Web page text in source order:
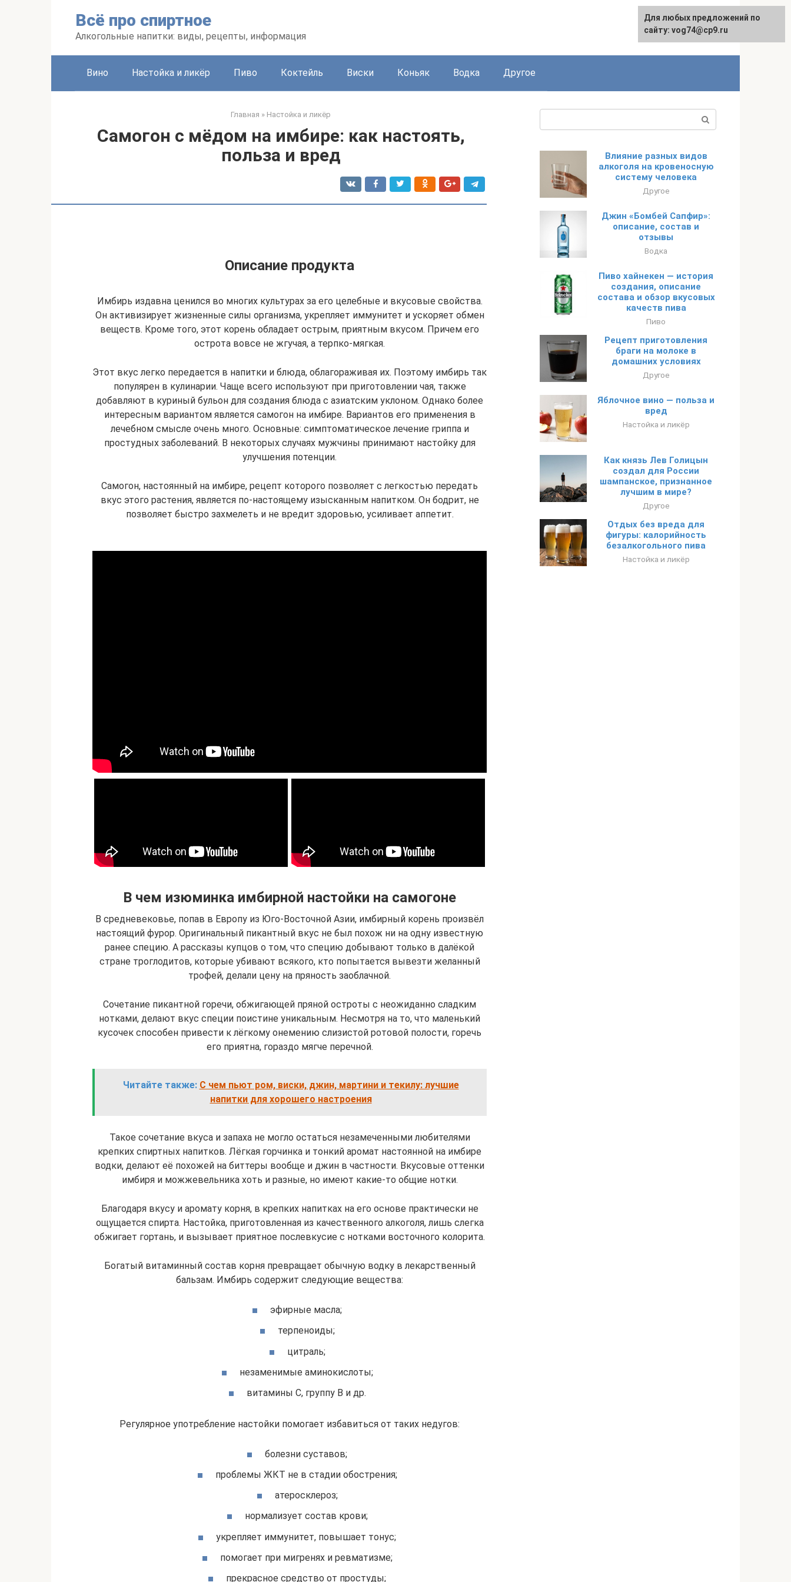
Всё про спиртное
Алкогольные напитки: виды, рецепты, информация
Вино Настойка и ликёр Пиво Коктейль Виски Коньяк Водка Другое
Главная » Настойка и ликёр
Самогон с мёдом на имбире: как настоять,
польза и вред
Описание продукта
Имбирь издавна ценился во многих культурах за его целебные и вкусовые свойства.
Он активизирует жизненные силы организма, укрепляет иммунитет и ускоряет обмен
веществ. Кроме того, этот корень обладает острым, приятным вкусом. Причем его
острота вовсе не жгучая, а терпко-мягкая.
Этот вкус легко передается в напитки и блюда, облагораживая их. Поэтому имбирь так
популярен в кулинарии. Чаще всего используют при приготовлении чая, также
добавляют в куриный бульон для создания блюда с азиатским уклоном. Однако более
интересным вариантом является самогон на имбире. Вариантов его применения в
лечебном смысле очень много. Основные: симптоматическое лечение гриппа и
простудных заболеваний. В некоторых случаях мужчины принимают настойку для
улучшения потенции.
Самогон, настоянный на имбире, рецепт которого позволяет с легкостью передать
вкус этого растения, является по-настоящему изысканным напитком. Он бодрит, не
позволяет быстро захмелеть и не вредит здоровью, усиливает аппетит.
В чем изюминка имбирной настойки на самогоне
В средневековье, попав в Европу из Юго-Восточной Азии, имбирный корень произвёл
настоящий фурор. Оригинальный пикантный вкус не был похож ни на одну известную
ранее специю. А рассказы купцов о том, что специю добывают только в далёкой
стране троглодитов, которые убивают всякого, кто попытается вывезти желанный
трофей, делали цену на пряность заоблачной.
Сочетание пикантной горечи, обжигающей пряной остроты с неожиданно сладким
нотками, делают вкус специи поистине уникальным. Несмотря на то, что маленький
кусочек способен привести к лёгкому онемению слизистой ротовой полости, горечь
его приятна, гораздо мягче перечной.
Читайте также: C чем пьют ром, виски, джин, мартини и текилу: лучшие
напитки для хорошего настроения
Такое сочетание вкуса и запаха не могло остаться незамеченными любителями
крепких спиртных напитков. Лёгкая горчинка и тонкий аромат настоянной на имбире
водки, делают её похожей на биттеры вообще и джин в частности. Вкусовые оттенки
имбиря и можжевельника хоть и разные, но имеют какие-то общие нотки.
Благодаря вкусу и аромату корня, в крепких напитках на его основе практически не
ощущается спирта. Настойка, приготовленная из качественного алкоголя, лишь слегка
обжигает гортань, и вызывает приятное послевкусие с нотками восточного колорита.
Богатый витаминный состав корня превращает обычную водку в лекарственный
бальзам. Имбирь содержит следующие вещества:
эфирные масла;
терпеноиды;
цитраль;
незаменимые аминокислоты;
витамины С, группу В и др.
Регулярное употребление настойки помогает избавиться от таких недугов:
болезни суставов;
проблемы ЖКТ не в стадии обострения;
атеросклероз;
нормализует состав крови;
укрепляет иммунитет, повышает тонус;
помогает при мигренях и ревматизме;
прекрасное средство от простуды;
Влияние разных видов
алкоголя на кровеносную
систему человека
Другое
Джин «Бомбей Сапфир»:
описание, состав и
отзывы
Водка
Пиво хайнекен — история
создания, описание
состава и обзор вкусовых
качеств пива
Пиво
Рецепт приготовления
браги на молоке в
домашних условиях
Другое
Яблочное вино — польза и
вред
Настойка и ликёр
Как князь Лев Голицын
создал для России
шампанское, признанное
лучшим в мире?
Другое
Отдых без вреда для
фигуры: калорийность
безалкогольного пива
Настойка и ликёр
Для любых предложений по
сайту: vog74@cp9.ru